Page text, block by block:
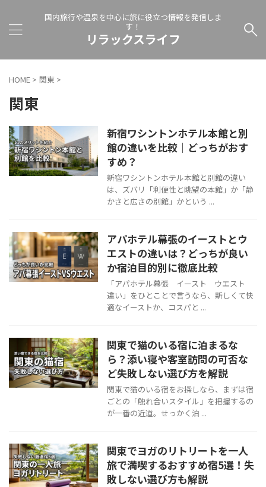
国内旅行や温泉を中心に旅に役立つ情報を発信しま
す！
リラックスライフ
HOME > 関東 >
関東
新宿ワシントンホテル本館と別
館の違いを比較｜どっちがおす
すめ？
新宿ワシントンホテル本館と別館の違い
は、ズバリ「利便性と眺望の本館」か「静
かさと広さの別館」かという ...
アパホテル幕張のイーストとウ
エストの違いは？どっちが良い
か宿泊目的別に徹底比較
「アパホテル幕張 イースト ウエスト
違い」をひとことで言うなら、新しくて快
適なイーストか、コスパと ...
関東で猫のいる宿に泊まるな
ら？添い寝や客室訪問の可否な
ど失敗しない選び方を解説
関東で猫のいる宿をお探しなら、まずは宿
ごとの「触れ合いスタイル」を把握するの
が一番の近道。せっかく泊 ...
関東でヨガのリトリートを一人
旅で満喫するおすすめ宿5選！失
敗しない選び方も解説